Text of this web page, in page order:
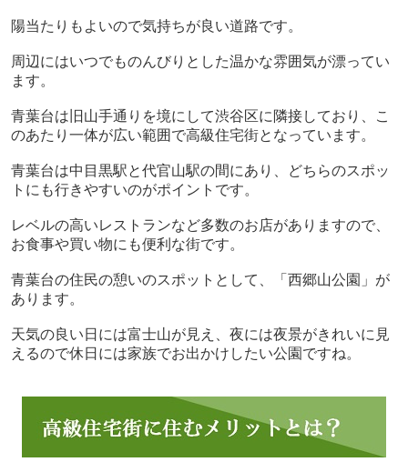
陽当たりもよいので気持ちが良い道路です。
周辺にはいつでものんびりとした温かな雰囲気が漂ってい
ます。
青葉台は旧山手通りを境にして渋谷区に隣接しており、こ
のあたり一体が広い範囲で高級住宅街となっています。
青葉台は中目黒駅と代官山駅の間にあり、どちらのスポッ
トにも行きやすいのがポイントです。
レベルの高いレストランなど多数のお店がありますので、
お食事や買い物にも便利な街です。
青葉台の住民の憩いのスポットとして、「西郷山公園」が
あります。
天気の良い日には富士山が見え、夜には夜景がきれいに見
えるので休日には家族でお出かけしたい公園ですね。